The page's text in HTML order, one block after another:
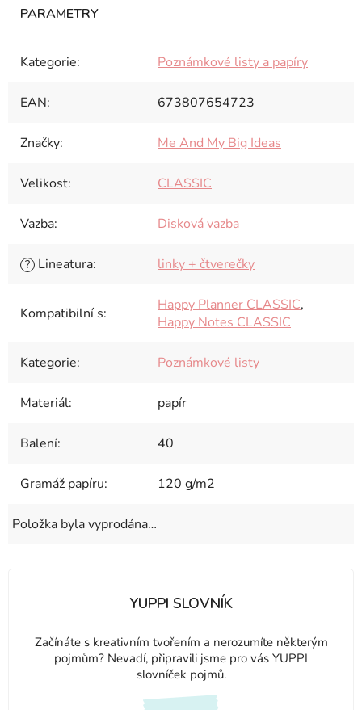
Kategorie: Poznámkové listy a papíry
EAN: 673807654723
Značky: Me And My Big Ideas
Velikost: CLASSIC
Vazba: Disková vazba
? Lineatura: linky + čtverečky
Kompatibilní s: Happy Planner CLASSIC,
Happy Notes CLASSIC
Kategorie: Poznámkové listy
Materiál: papír
Balení: 40
Gramáž papíru: 120 g/m2
Položka byla vyprodána…
YUPPI SLOVNÍK
Začínáte s kreativním tvořením a nerozumíte některým
pojmům? Nevadí, připravili jsme pro vás YUPPI
slovníček pojmů.